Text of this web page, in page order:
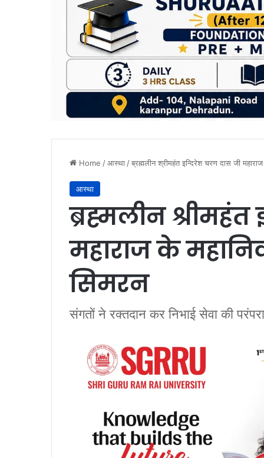
Home /आस्था/ब्रह्मलीन श्रीमहंत इन्दिरेश चरण दास जी
आस्था
ब्रह्मलीन
महाराज के
सिमरन
संगतों ने रक्तदान कर निभाई सेवा की